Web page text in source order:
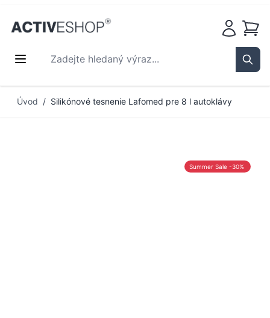
Zadejte hledaný výraz...
Košík
Úvod / Silikónové tesnenie Lafomed pre 8 l autoklávy
Summer Sale -30%